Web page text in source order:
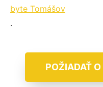
byte Tomášov
.
POŽIADAŤ